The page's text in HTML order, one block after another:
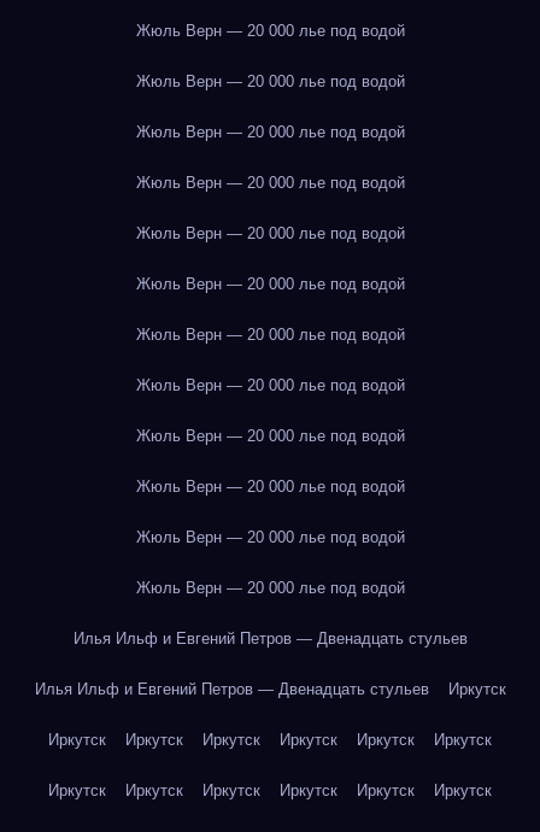
Жюль Верн — 20 000 лье под водой
Жюль Верн — 20 000 лье под водой
Жюль Верн — 20 000 лье под водой
Жюль Верн — 20 000 лье под водой
Жюль Верн — 20 000 лье под водой
Жюль Верн — 20 000 лье под водой
Жюль Верн — 20 000 лье под водой
Жюль Верн — 20 000 лье под водой
Жюль Верн — 20 000 лье под водой
Жюль Верн — 20 000 лье под водой
Жюль Верн — 20 000 лье под водой
Жюль Верн — 20 000 лье под водой
Илья Ильф и Евгений Петров — Двенадцать стульев
Илья Ильф и Евгений Петров — Двенадцать стульев Иркутск
Иркутск Иркутск Иркутск Иркутск Иркутск Иркутск
Иркутск Иркутск Иркутск Иркутск Иркутск Иркутск